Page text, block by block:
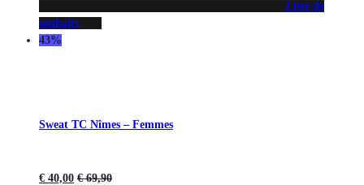
Liste de
souhaits
43%
Sweat TC Nîmes – Femmes
€ 40,00 €69,90